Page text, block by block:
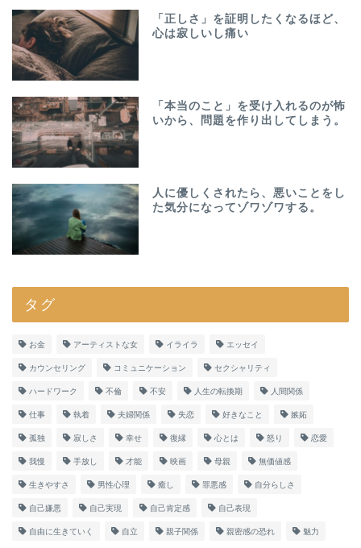
「正しさ」を証明したくなるほど、
心は寂しいし痛い
「本当のこと」を受け入れるのが怖
いから、問題を作り出してしまう。
人に優しくされたら、悪いことをし
た気分になってゾワゾワする。
タグ
お金 アーティストな女 イライラ エッセイ
カウンセリング コミュニケーション セクシャリティ
ハードワーク 不倫 不安 人生の転換期 人間関係
仕事 執着 夫婦関係 失恋 好きなこと 嫉妬
孤独 寂しさ 幸せ 復縁 心とは 怒り 恋愛
我慢 手放し 才能 映画 母親 無価値感
生きやすさ 男性心理 癒し 罪悪感 自分らしさ
自己嫌悪 自己実現 自己肯定感 自己表現
自由に生きていく 自立 親子関係 親密感の恐れ 魅力